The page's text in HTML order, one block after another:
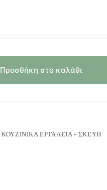
Προσθήκη στο καλάθι
ΚΟΥΖΙΝΙΚΆ ΕΡΓΑΛΕΊΑ - ΣΚΕΎΗ